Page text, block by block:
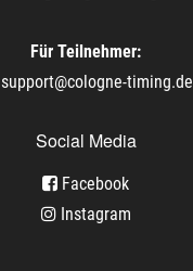
Für Teilnehmer:
support@cologne-timing.de
Social Media
Facebook
Instagram